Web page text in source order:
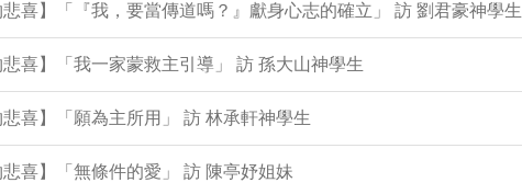
喜】「『我，要當傳道嗎？』獻身心志的確立」 訪 劉君豪神學生
喜】「我一家蒙救主引導」 訪 孫大山神學生
喜】「願為主所用」 訪 林承軒神學生
喜】「無條件的愛」 訪 陳亭妤姐妹